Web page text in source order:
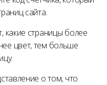
сайта.
какие страницы более
цвет, тем больше
о том, что